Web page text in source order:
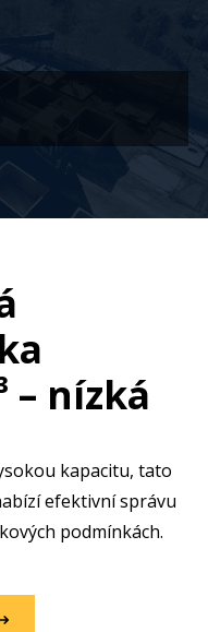
– nízká
kapacitu, tato
efektivní správu
podmínkách.